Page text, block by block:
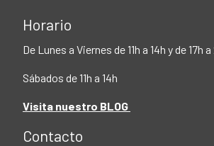
Horario
De Lunes a Viernes de 11h a 14h y de 17h
Sábados de 11h a 14h
Visita nuestro BLOG
Contacto